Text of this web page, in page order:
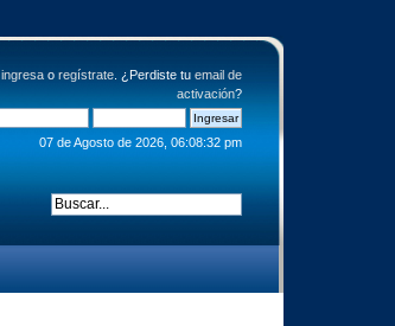
ingresao regístrate. ¿Perdiste tu email de
activación?
07 de Agosto de 2026, 06:08:32 pm